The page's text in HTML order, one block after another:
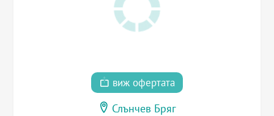
виж офертата
Слънчев Бряг